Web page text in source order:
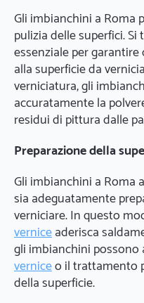
Gli imbianchini a Roma
pulizia delle superfici.
essenziale per
alla superficie da
verniciatura, gli
accuratamente la
residui di pittura dalle
Preparazione della
Gli imbianchini a Roma
sia adeguatamente
verniciare. In questo
verniceaderisca
gli imbianchini possono
verniceo il trattamento
della superficie.